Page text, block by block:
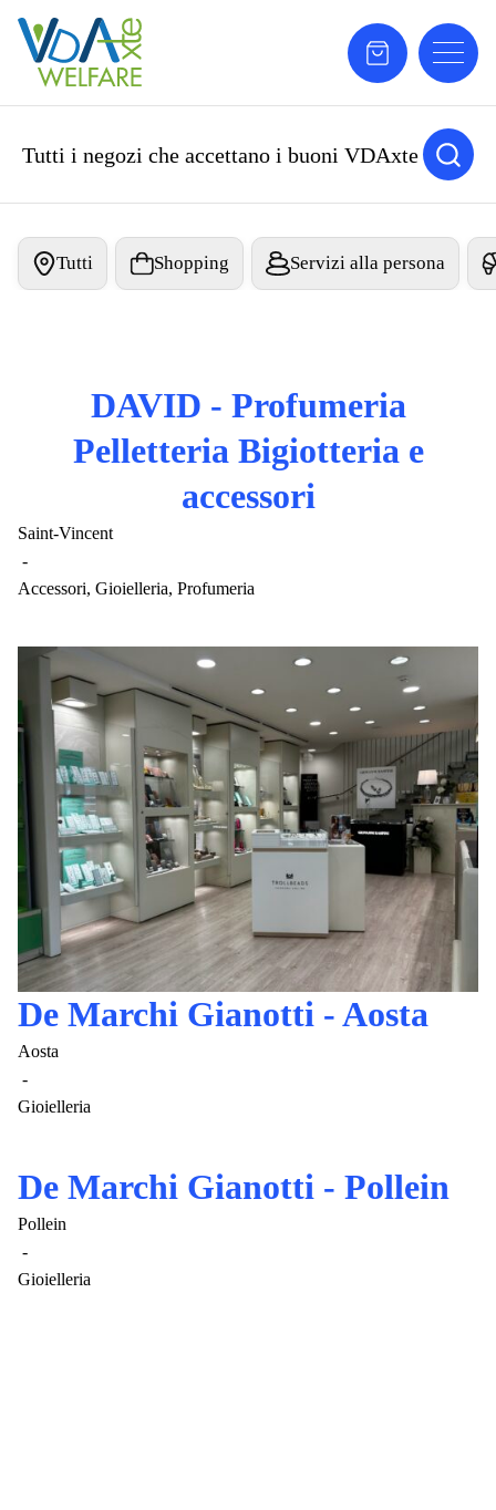
Tutti i negozi che accettano i buoni VDAxte
Tutti Shopping Servizi alla persona
DAVID - Profumeria
Pelletteria Bigiotteria e
accessori
Saint-Vincent
-
Accessori, Gioielleria, Profumeria
De Marchi Gianotti - Aosta
Aosta
-
Gioielleria
De Marchi Gianotti - Pollein
Pollein
-
Gioielleria